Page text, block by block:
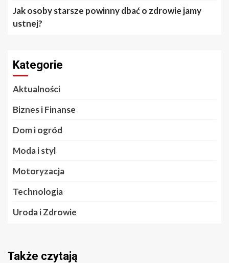
Jak osoby starsze powinny dbać o zdrowie jamy
ustnej?
Kategorie
Aktualności
Biznes i Finanse
Dom i ogród
Moda i styl
Motoryzacja
Technologia
Uroda i Zdrowie
Także czytają